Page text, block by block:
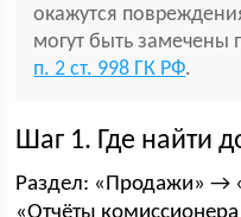
окажутся
могут быть
п. 2 ст. 998 ГК РФ.
Шаг 1. Где найти
Раздел: «Продажи» →